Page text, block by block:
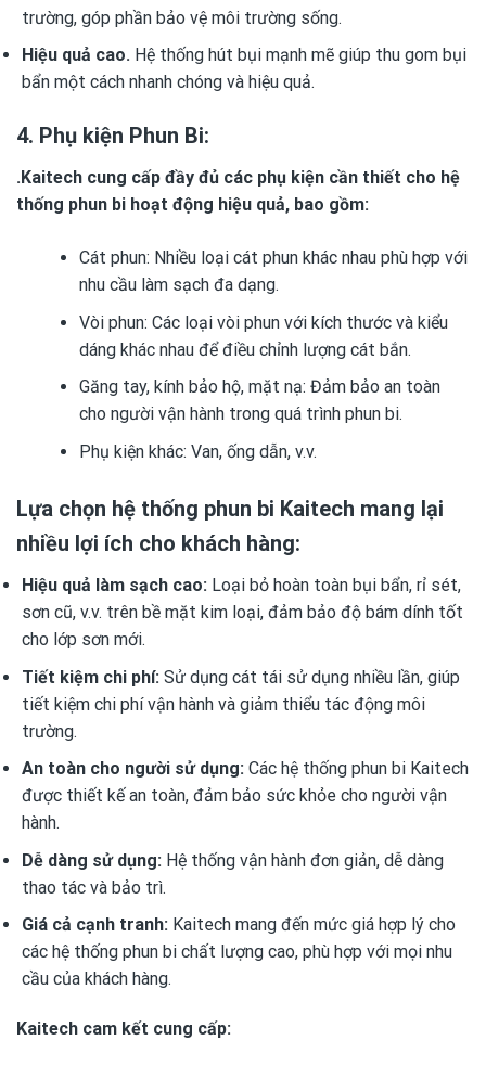
trường, góp phần bảo vệ môi trường sống.
Hiệu quả cao.Hệ thống hút bụi mạnh mẽ giúp thu gom bụi
bẩn một cách nhanh chóng và hiệu quả.
4. Phụ kiện Phun Bi:
.Kaitech cung cấp đầy đủ các phụ kiện cần thiết cho hệ
thống phun bi hoạt động hiệu quả, bao gồm:
Cát phun: Nhiều loại cát phun khác nhau phù hợp với
nhu cầu làm sạch đa dạng.
Vòi phun: Các loại vòi phun với kích thước và kiểu
dáng khác nhau để điều chỉnh lượng cát bắn.
Găng tay, kính bảo hộ, mặt nạ: Đảm bảo an toàn
cho người vận hành trong quá trình phun bi.
Phụ kiện khác: Van, ống dẫn, v.v.
Lựa chọn hệ thống phun bi Kaitech mang lại
nhiều lợi ích cho khách hàng:
Hiệu quả làm sạch cao:Loại bỏ hoàn toàn bụi bẩn, rỉ sét,
sơn cũ, v.v. trên bề mặt kim loại, đảm bảo độ bám dính tốt
cho lớp sơn mới.
Tiết kiệm chi phí:Sử dụng cát tái sử dụng nhiều lần, giúp
tiết kiệm chi phí vận hành và giảm thiểu tác động môi
trường.
An toàn cho người sử dụng:Các hệ thống phun bi Kaitech
được thiết kế an toàn, đảm bảo sức khỏe cho người vận
hành.
Dễ dàng sử dụng:Hệ thống vận hành đơn giản, dễ dàng
thao tác và bảo trì.
Giá cả cạnh tranh:Kaitech mang đến mức giá hợp lý cho
các hệ thống phun bi chất lượng cao, phù hợp với mọi nhu
cầu của khách hàng.
Kaitech cam kết cung cấp: